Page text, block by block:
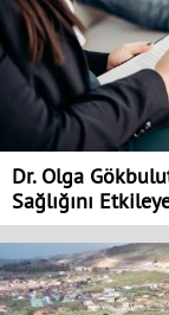
Dr. Olga
Sağlığını